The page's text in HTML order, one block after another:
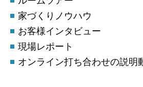
家づくりノウハウ
お客様インタビュー
現場レポート
オンライン打ち合わせの説明